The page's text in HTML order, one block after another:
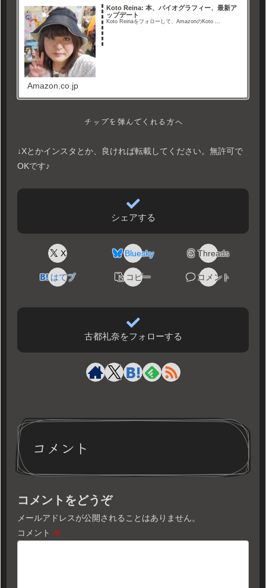
Koto Reina: 本、バイオグラフィー、最新ア
ップデート
Koto Reinaをフォローして、AmazonのKoto ...
Amazon.co.jp
チップを弾んでくれる方へ
↓Xとかインスタとか、良ければ転載してください。無許可で
OKです♪
シェアする
X Bluesky Threads
はてブ コピー コメント
古都礼奈をフォローする
コメント
コメントをどうぞ
メールアドレスが公開されることはありません。
コメント ※